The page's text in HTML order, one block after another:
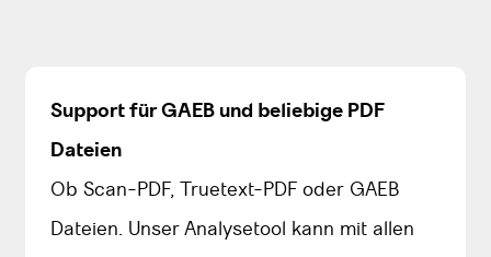
Support für GAEB und beliebige PDF
Dateien
Ob Scan-PDF, Truetext-PDF oder GAEB
Dateien. Unser Analysetool kann mit allen